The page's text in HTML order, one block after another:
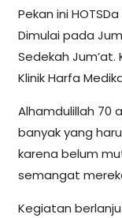
Pekan ini
Dimulai pada
Sedekah Jum’at.
Klinik Harfa
Alhamdulillah 70
banyak yang
karena belum
semangat
Kegiatan